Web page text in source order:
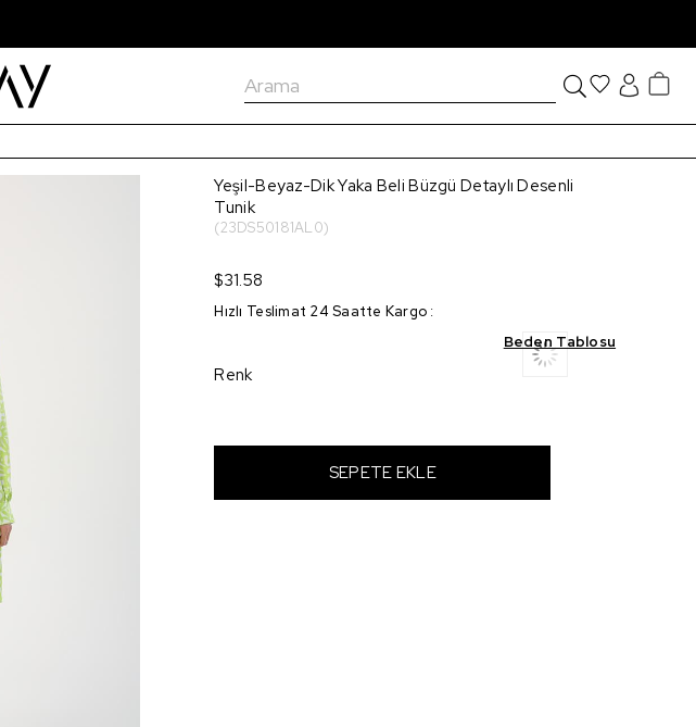
Yeşil-Beyaz-Dik Yaka Beli Büzgü Detaylı Desenli
Tunik
(23DS50181AL0)
$31.58
Hızlı Teslimat 24 Saatte Kargo :
Beden Tablosu
Renk